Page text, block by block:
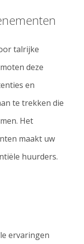
talrijke
deze
en
te trekken die
Het
maakt uw
huurders.
ervaringen